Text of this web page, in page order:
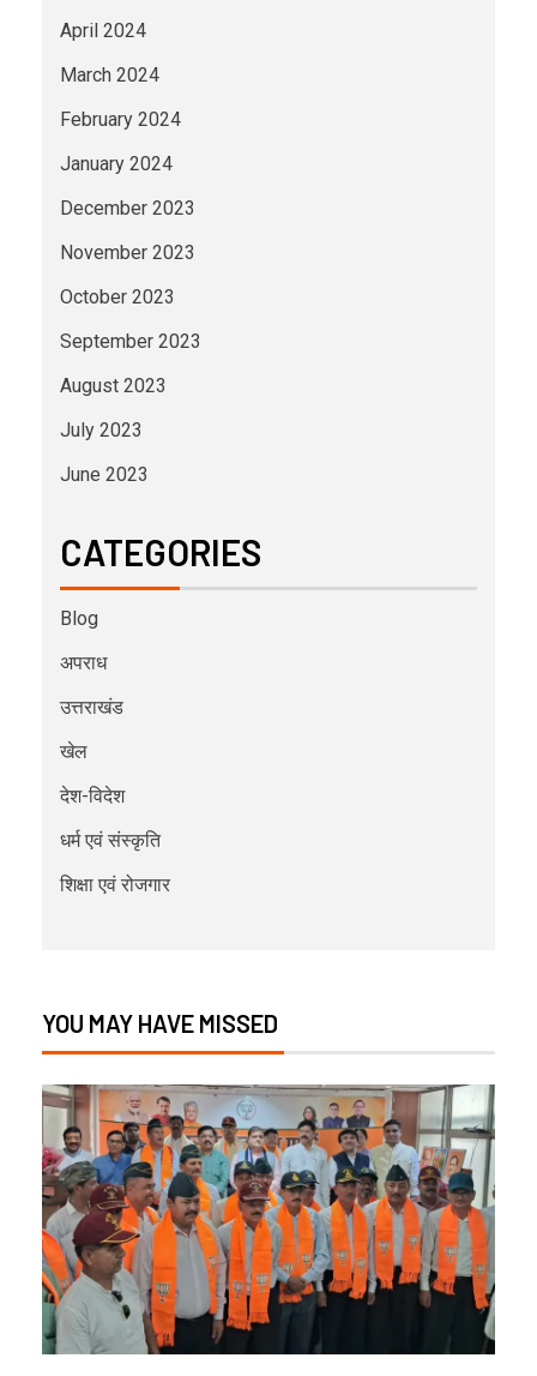
April 2024
March 2024
February 2024
January 2024
December 2023
November 2023
October 2023
September 2023
August 2023
July 2023
June 2023
CATEGORIES
Blog
अपराध
उत्तराखंड
खेल
देश-विदेश
धर्म एवं संस्कृति
शिक्षा एवं रोजगार
YOU MAY HAVE MISSED